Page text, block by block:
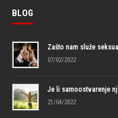
BLOG
Zašto nam služe
07/02/2022
Je li samoostvarenje
21/04/2022